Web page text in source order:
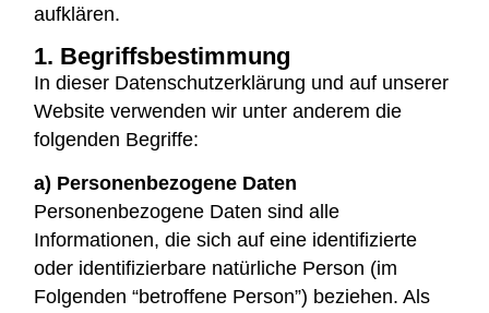
aufklären.
1. Begriffsbestimmung
In dieser Datenschutzerklärung und auf unserer
Website verwenden wir unter anderem die
folgenden Begriffe:
a) Personenbezogene Daten
Personenbezogene Daten sind alle
Informationen, die sich auf eine identifizierte
oder identifizierbare natürliche Person (im
Folgenden “betroffene Person”) beziehen. Als